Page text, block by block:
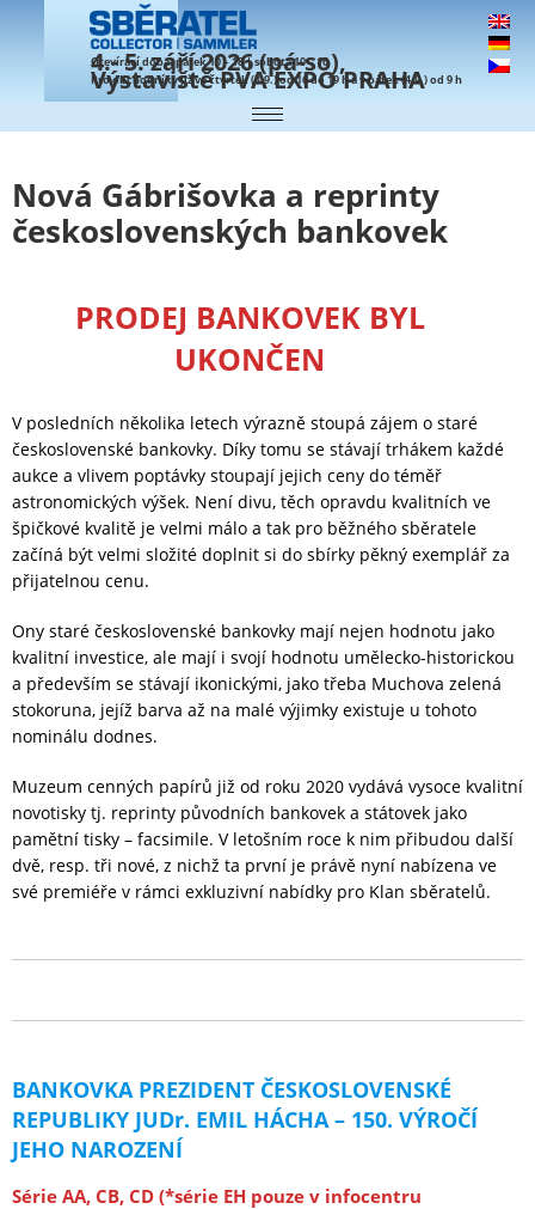
4.- 5. září 2026 (pá-so),
Výstaviště PVA EXPO PRAHA
Otevírací doba: pátek 10 – 18 | sobota 10 – 16
Pro obchodníky již ve čtvrtek (3.9.) od 16 do 19 h a v pátek (4.9.) od 9 h
Nová Gábrišovka a reprinty
československých bankovek
PRODEJ BANKOVEK BYL
UKONČEN
V posledních několika letech výrazně stoupá zájem o staré
československé bankovky. Díky tomu se stávají trhákem každé
aukce a vlivem poptávky stoupají jejich ceny do téměř
astronomických výšek. Není divu, těch opravdu kvalitních ve
špičkové kvalitě je velmi málo a tak pro běžného sběratele
začíná být velmi složité doplnit si do sbírky pěkný exemplář za
přijatelnou cenu.
Ony staré československé bankovky mají nejen hodnotu jako
kvalitní investice, ale mají i svojí hodnotu umělecko-historickou
a především se stávají ikonickými, jako třeba Muchova zelená
stokoruna, jejíž barva až na malé výjimky existuje u tohoto
nominálu dodnes.
Muzeum cenných papírů již od roku 2020 vydává vysoce kvalitní
novotisky tj. reprinty původních bankovek a státovek jako
pamětní tisky – facsimile. V letošním roce k nim přibudou další
dvě, resp. tři nové, z nichž ta první je právě nyní nabízena ve
své premiéře v rámci exkluzivní nabídky pro Klan sběratelů.
BANKOVKA PREZIDENT ČESKOSLOVENSKÉ
REPUBLIKY JUDr. EMIL HÁCHA – 150. VÝROČÍ
JEHO NAROZENÍ
Série AA, CB, CD (*série EH pouze v infocentru